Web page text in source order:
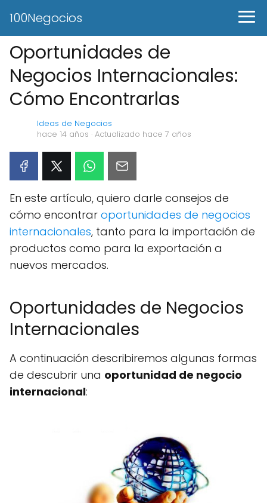
100Negocios
Oportunidades de
Negocios Internacionales:
Cómo Encontrarlas
Ideas de Negocios
hace 14 años · Actualizado hace 7 años
En este artículo, quiero darle consejos de
cómo encontrar oportunidades de negocios
internacionales, tanto para la importación de
productos como para la exportación a
nuevos mercados.
Oportunidades de Negocios
Internacionales
A continuación describiremos algunas formas
de descubrir una oportunidad de negocio
internacional: